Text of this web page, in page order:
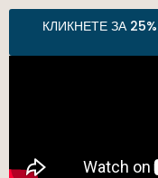
КЛИКНЕТЕ ЗА 25%